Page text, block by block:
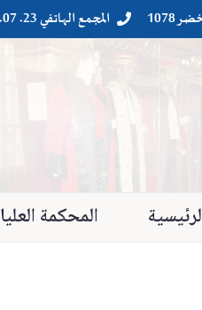
1078

 المجمع الهاتفي 23. 07. 24. 023
المحكمة العليا